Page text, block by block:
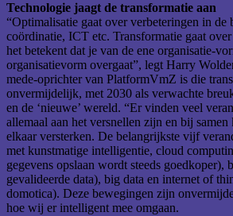
Technologie jaagt de transformatie aan
“Optimalisatie gaat over verbeteringen in de
coördinatie, ICT etc. Transformatie gaat
het betekent dat je van de ene organisatie-
organisatievorm overgaat”, legt Harry
mede-oprichter van PlatformVmZ is die
onvermijdelijk, met 2030 als verwachte
en de ‘nieuwe’ wereld. “Er vinden veel
allemaal aan het versnellen zijn en bij samen
elkaar versterken. De belangrijkste vijf
met kunstmatige intelligentie, cloud
gegevens opslaan wordt steeds goedkoper),
gevalideerde data), big data en internet of
domotica). Deze bewegingen zijn
hoe wij er intelligent mee omgaan.